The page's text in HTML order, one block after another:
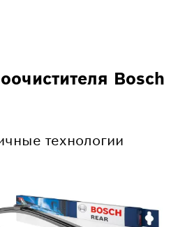
Bosch
технологии